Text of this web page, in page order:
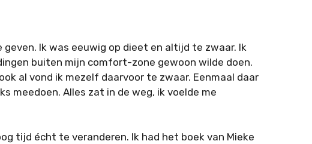
Ik was eeuwig op dieet en altijd te zwaar. Ik
buiten mijn comfort-zone gewoon wilde doen.
al vond ik mezelf daarvoor te zwaar. Eenmaal daar
meedoen. Alles zat in de weg, ik voelde me
tijd écht te veranderen. Ik had het boek van Mieke